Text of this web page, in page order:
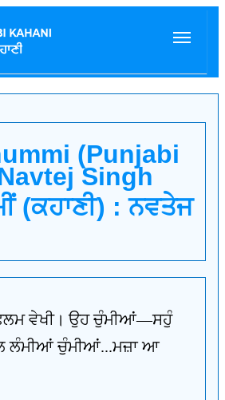
(Punjabi
Singh
(ਕਹਾਣੀ) : ਨਵਤੇਜ
ਵੇਖੀ। ਉਹ ਚੁੰਮੀਆਂ—ਸਹੁੰ
ਲੰਮੀਆਂ ਚੁੰਮੀਆਂ...ਮਜ਼ਾ ਆ